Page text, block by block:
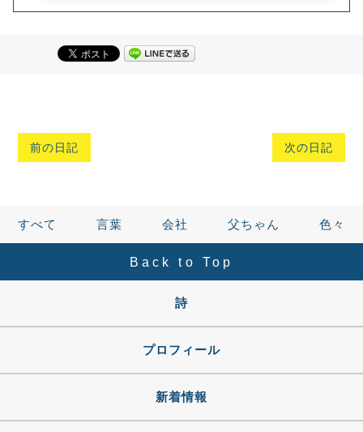
前の日記 次の日記
すべて 言葉 会社 父ちゃん 色々
Back to Top
詩
プロフィール
新着情報